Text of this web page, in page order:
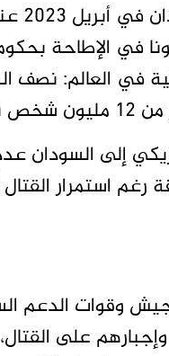
في
في العالم: نصف
وقوات الدعم
على